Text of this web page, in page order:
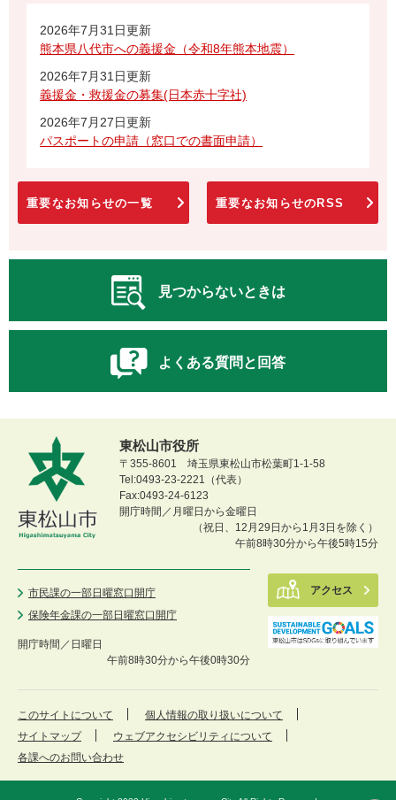
2026年7月31日更新
熊本県八代市への義援金（令和8年熊本地震）
2026年7月31日更新
義援金・救援金の募集(日本赤十字社)
2026年7月27日更新
パスポートの申請（窓口での書面申請）
重要なお知らせの一覧 重要なお知らせのRSS
見つからないときは
よくある質問と回答
東松山市役所
〒355-8601 埼玉県東松山市松葉町1-1-58
Tel:0493-23-2221（代表）
Fax:0493-24-6123
開庁時間／月曜日から金曜日
（祝日、12月29日から1月3日を除く）
午前8時30分から午後5時15分
市民課の一部日曜窓口開庁
保険年金課の一部日曜窓口開庁
開庁時間／ 日曜日
午前8時30分から午後0時30分
アクセス
このサイトについて
個人情報の取り扱いについて
サイトマップ
ウェブアクセシビリティについて
各課へのお問い合わせ